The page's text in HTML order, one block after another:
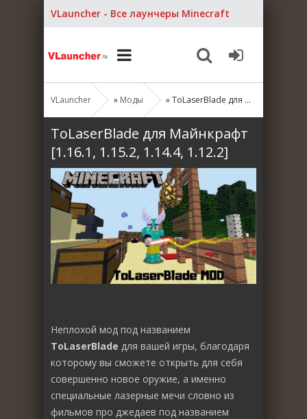
VLauncher - Все лаунчеры Minecraft
VLauncher » Моды » ToLaserBlade для Майнкрафт [1.16.1, 1.15.2, 1.14.4, 1.12.2]
ToLaserBlade для Майнкрафт
[1.16.1, 1.15.2, 1.14.4, 1.12.2]
Неплохой мод под названием
ToLaserBlade для вашей игры, благодаря
которому вы сможете открыть для себя
совершенно новое оружие, а именно
специальные лазерные мечи словно из
фильмов про джедаев под названием